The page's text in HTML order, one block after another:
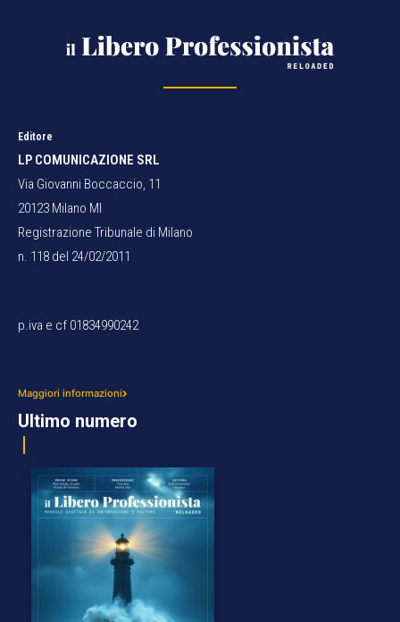
Editore
LP COMUNICAZIONE SRL
Via Giovanni Boccaccio, 11
20123 Milano MI
Registrazione Tribunale di Milano
n. 118 del 24/02/2011
p.iva e cf 01834990242
Maggiori informazioni
Ultimo numero